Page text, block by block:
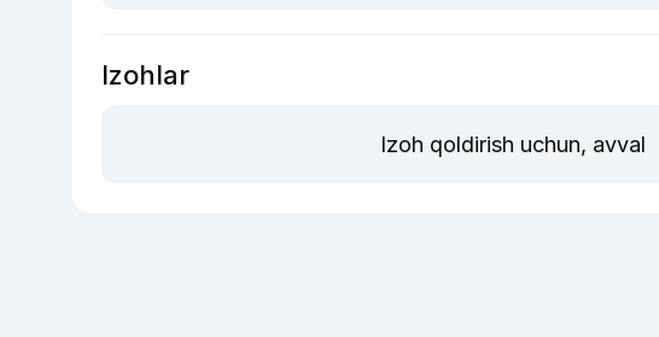
Izohlar
Izoh qoldirish uchun, avval